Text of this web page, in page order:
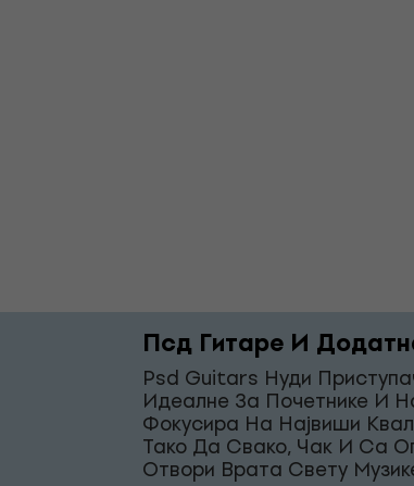
Псд Гитаре И
Psd Guitars Нуди
Идеалне За Почетнике И
Фокусира На Највиши
Тако Да Свако, Чак И Са
Отвори Врата Свету